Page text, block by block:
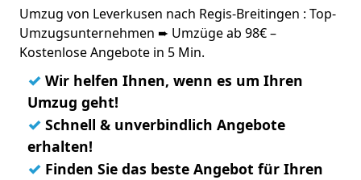
Umzug von Leverkusen nach Regis-Breitingen : Top-
Umzugsunternehmen ➨ Umzüge ab 98€ –
Kostenlose Angebote in 5 Min.
✓ Wir helfen Ihnen, wenn es um Ihren
Umzug geht!
✓ Schnell & unverbindlich Angebote
erhalten!
✓ Finden Sie das beste Angebot für Ihren